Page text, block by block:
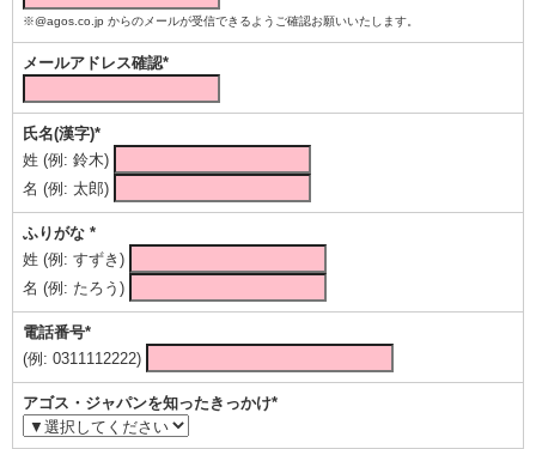
※@agos.co.jp からのメールが受信できるようご確認お願いいたします。
メールアドレス確認*
氏名(漢字)*
姓 (例: 鈴木)
名 (例: 太郎)
ふりがな *
姓 (例: すずき)
名 (例: たろう)
電話番号*
(例: 0311112222)
アゴス・ジャパンを知ったきっかけ*